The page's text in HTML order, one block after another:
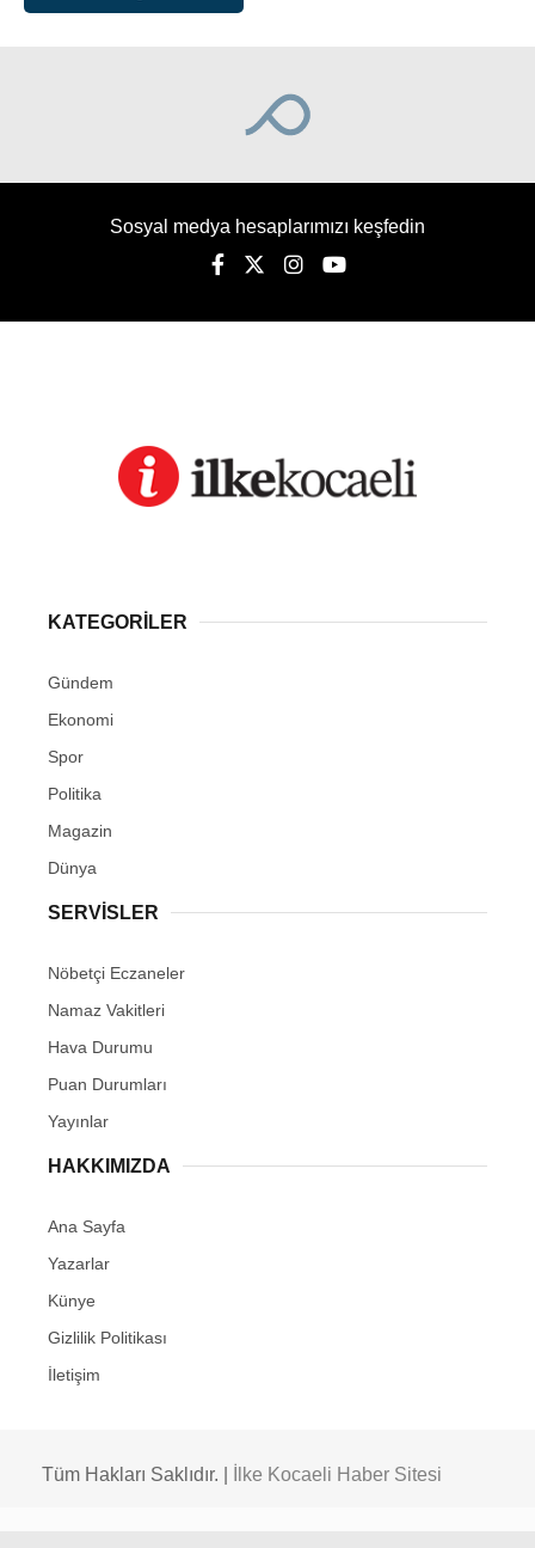
Sosyal medya hesaplarımızı keşfedin
KATEGORİLER
Gündem
Ekonomi
Spor
Politika
Magazin
Dünya
SERVİSLER
Nöbetçi Eczaneler
Namaz Vakitleri
Hava Durumu
Puan Durumları
Yayınlar
HAKKIMIZDA
Ana Sayfa
Yazarlar
Künye
Gizlilik Politikası
İletişim
Tüm Hakları Saklıdır. | İlke Kocaeli Haber Sitesi